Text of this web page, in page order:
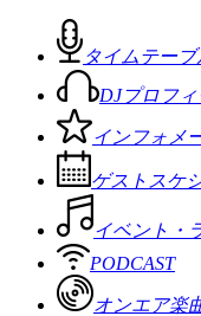
タイムテーブ
DJプロフ
インフォメ
ゲストスケ
イベント・
PODCAST
オンエア楽